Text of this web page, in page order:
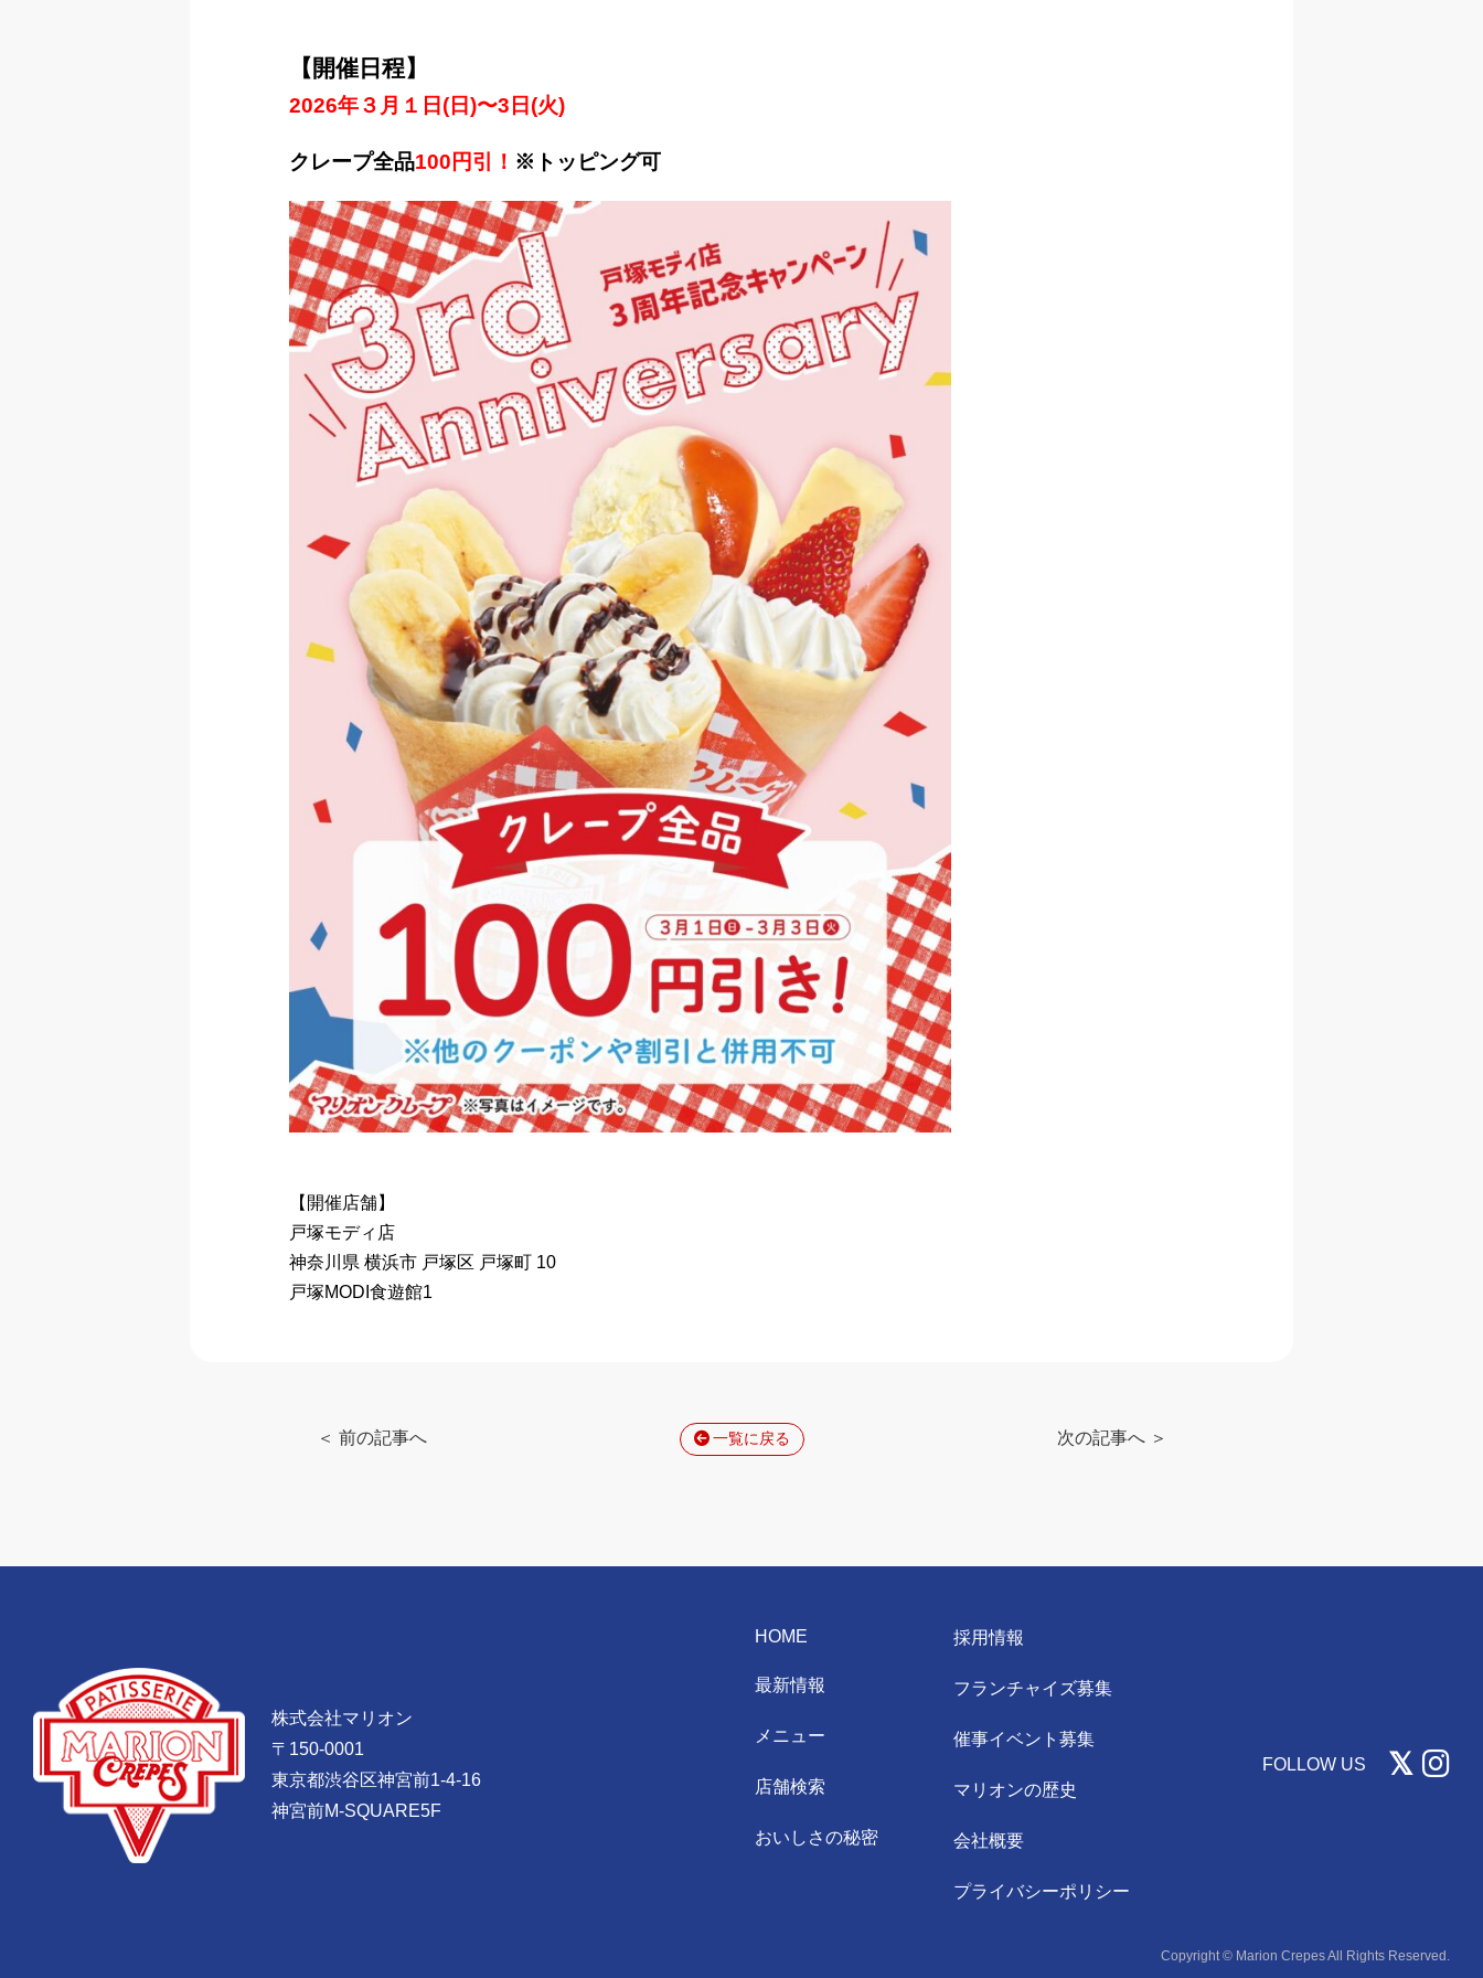
【開催日程】
2026年３月１日(日)〜3日(火)
クレープ全品100円引！ ※トッピング可
【開催店舗】
戸塚モディ店
神奈川県 横浜市 戸塚区 戸塚町 10
戸塚MODI食遊館1
＜ 前の記事へ 一覧に戻る 次の記事へ ＞
株式会社マリオン
〒150-0001
東京都渋谷区神宮前1-4-16
神宮前M-SQUARE5F
HOME
最新情報
メニュー
店舗検索
おいしさの秘密
採用情報
フランチャイズ募集
催事イベント募集
マリオンの歴史
会社概要
プライバシーポリシー
FOLLOW US
Copyright © Marion Crepes All Rights Reserved.